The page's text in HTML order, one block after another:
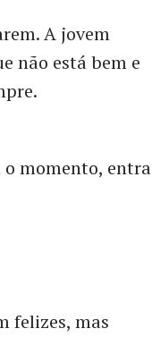
A jovem
não está bem e
o momento, entra
felizes, mas